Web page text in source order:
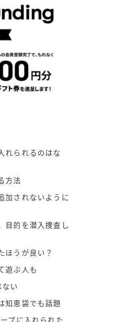
れられるのはな
方法
加されないように
目的を潜入捜査し
ほうが良い？
遊ぶ人も
い
知恵袋でも話題